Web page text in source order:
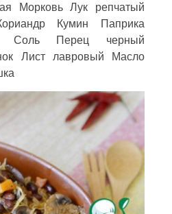
Морковь Лук репчатый
Кумин Паприка
Соль Перец черный
Лист лавровый Масло